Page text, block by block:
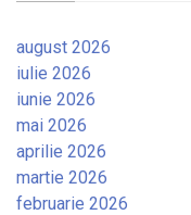
august 2026
iulie 2026
iunie 2026
mai 2026
aprilie 2026
martie 2026
februarie 2026